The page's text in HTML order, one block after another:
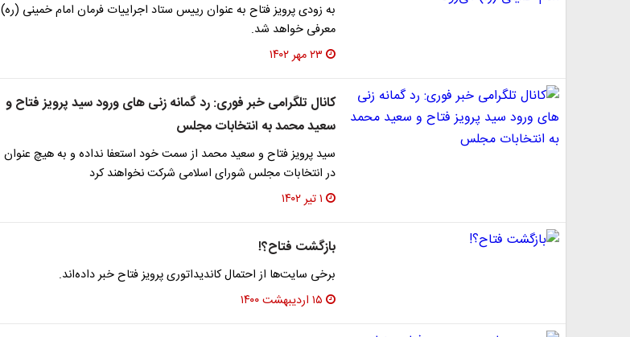
به زودی پرویز فتاح به عنوان رییس ستاد اجراییات فرمان امام خمینی (ره)
معرفی خواهد شد.
۲۳ مهر ۱۴۰۲
کانال تلگرامی خبر فوری: رد گمانه زنی های ورود سید پرویز فتاح و
سعید محمد به انتخابات مجلس
سید پرویز فتاح و سعید محمد از سمت خود استعفا نداده و به هیچ عنوان
در انتخابات مجلس شورای اسلامی شرکت نخواهند کرد
۱ تیر ۱۴۰۲
بازگشت فتاح؟!
برخی سایت‌ها از احتمال کاندیداتوری پرویز فتاح خبر داده‌اند.
۱۵ اردیبهشت ۱۴۰۰